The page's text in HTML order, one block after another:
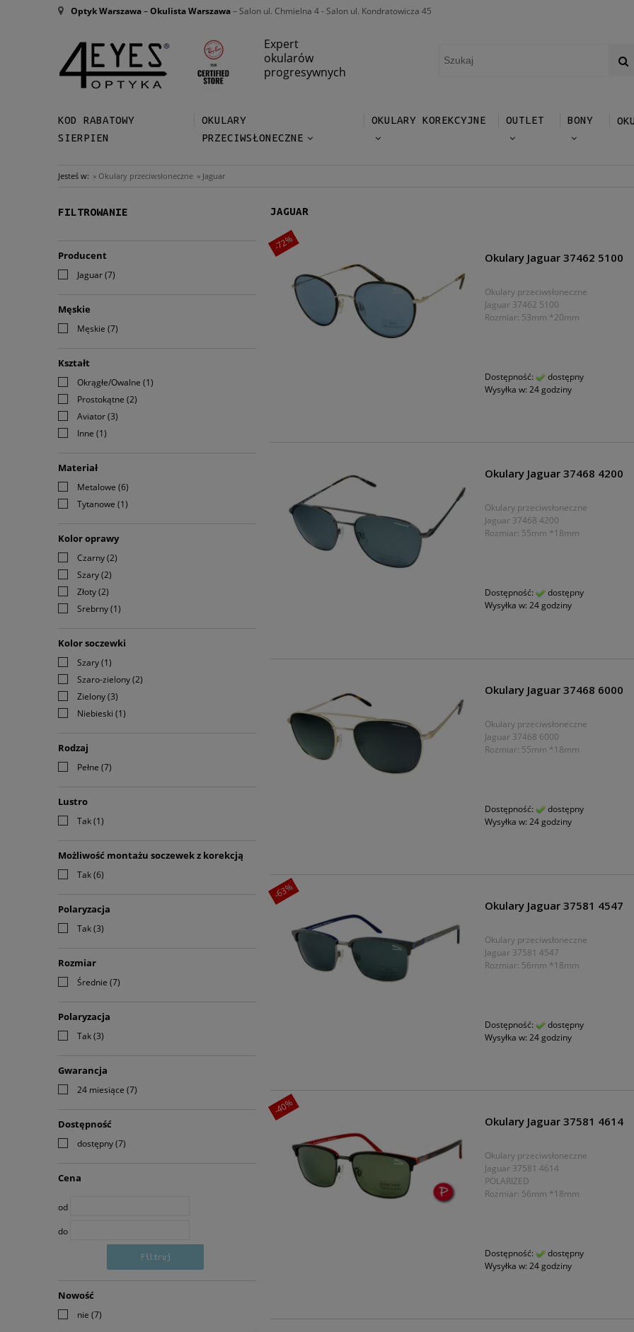
Optyk Warszawa–Okulista Warszawa– Salon ul. Chmielna 4 - Salon ul. Kondratowicza 45
Expert
okularów
progresywnych
KOD RABATOWY
SIERPIEN
OKULARY
PRZECIWSŁONECZNE
OKULARY KOREKCYJNE OUTLET BONY
Jesteś w: » Okulary przeciwsłoneczne » Jaguar
FILTROWANIE
Producent
Jaguar(7)
Męskie
Męskie (7)
Kształt
Okrągłe/Owalne (1)
Prostokątne (2)
Aviator(3)
Inne (1)
Materiał
Metalowe (6)
Tytanowe (1)
Kolor oprawy
Czarny(2)
Szary(2)
Złoty(2)
Srebrny(1)
Kolor soczewki
Szary(1)
Szaro-zielony(2)
Zielony(3)
Niebieski (1)
Rodzaj
Pełne (7)
Lustro
Tak(1)
Możliwość montażu soczewek z korekcją
Tak(6)
Polaryzacja
Tak(3)
Rozmiar
Średnie (7)
Polaryzacja
Tak(3)
Gwarancja
24 miesiące (7)
Dostępność
dostępny(7)
Cena
od
do
Filtruj
Nowość
nie (7)
JAGUAR
Okulary Jaguar 37462 5100
Okulary przeciwsłoneczne
Jaguar 37462 5100
Rozmiar: 53mm *20mm
Dostępność:
dostępny
Wysyłka w: 24 godziny
-72%
Okulary Jaguar 37468 4200
Okulary przeciwsłoneczne
Jaguar 37468 4200
Rozmiar: 55mm *18mm
Dostępność:
dostępny
Wysyłka w: 24 godziny
Okulary Jaguar 37468 6000
Okulary przeciwsłoneczne
Jaguar 37468 6000
Rozmiar: 55mm *18mm
Dostępność:
dostępny
Wysyłka w: 24 godziny
Okulary Jaguar 37581 4547
Okulary przeciwsłoneczne
Jaguar 37581 4547
Rozmiar: 56mm *18mm
Dostępność:
dostępny
Wysyłka w: 24 godziny
-63%
Okulary Jaguar 37581 4614
Okulary przeciwsłoneczne
Jaguar 37581 4614
POLARIZED
Rozmiar: 56mm *18mm
Dostępność:
dostępny
Wysyłka w: 24 godziny
-40%